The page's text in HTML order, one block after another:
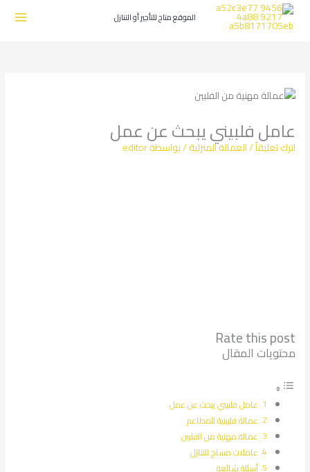
الموقع متاج للتأجير أو التنازل
عامل فلبيني يبحث عن عمل
اترك تعليقاً/العمالة المنزلية/ بواسطةeditor
Rate this post
محتويات المقال
عامل فلبيني يبحث عن عمل
عمالة فلبينية للمطاعم
عمالة مهنية من الفلبين
عاملات مساج للتنازل
أسئلة شائعة